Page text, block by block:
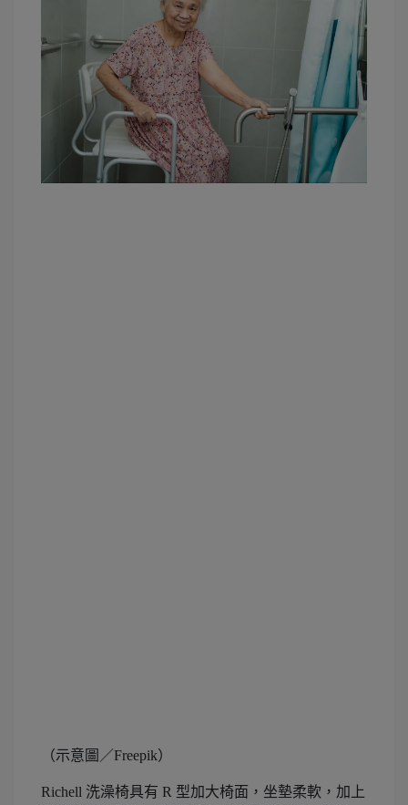
（示意圖／Freepik）
Richell 洗澡椅具有 R 型加大椅面，坐墊柔軟，加上